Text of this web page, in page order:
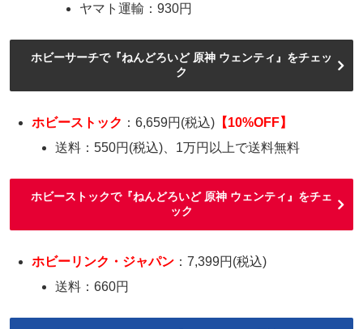
ヤマト運輸：930円
ホビーサーチで『ねんどろいど 原神 ウェンティ』をチェッ
ク
ホビーストック ：6,659円(税込) 【10%OFF】
送料：550円(税込)、1万円以上で送料無料
ホビーストックで『ねんどろいど 原神 ウェンティ』をチェ
ック
ホビーリンク・ジャパン ：7,399円(税込)
送料：660円